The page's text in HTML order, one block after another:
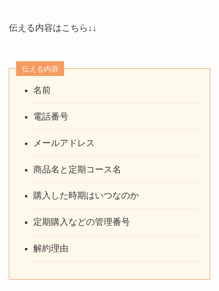
伝える内容はこちら↓↓
伝える内容
名前
電話番号
メールアドレス
商品名と定期コース名
購入した時期はいつなのか
定期購入などの管理番号
解約理由